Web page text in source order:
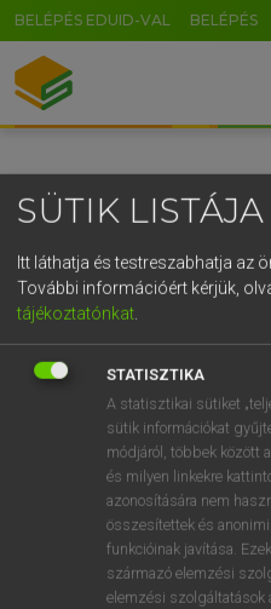
BELÉPÉS EDUID-VAL BELÉPÉS
SÜTIK LISTÁJA
Itt láthatja és testreszabhatja az
További információért kérjük,
tájékoztatónkat
STATISZTIKA
A statisztikai sütiket
sütik információkat
módjáról, többek között
és milyen linkekre
azonosítására nem
összesítettek és
funkcióinak javítása.
származó elemzési
elemzési szolgáltatások
GR
5
g h k l
v b n m ,